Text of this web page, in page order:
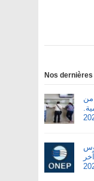
Nos
من
آخر